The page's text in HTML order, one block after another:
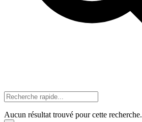
Aucun résultat trouvé pour cette recherche.